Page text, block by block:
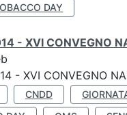
DAY
- XVI CONVEGNO
- XVI CONVEGNO
CNDD